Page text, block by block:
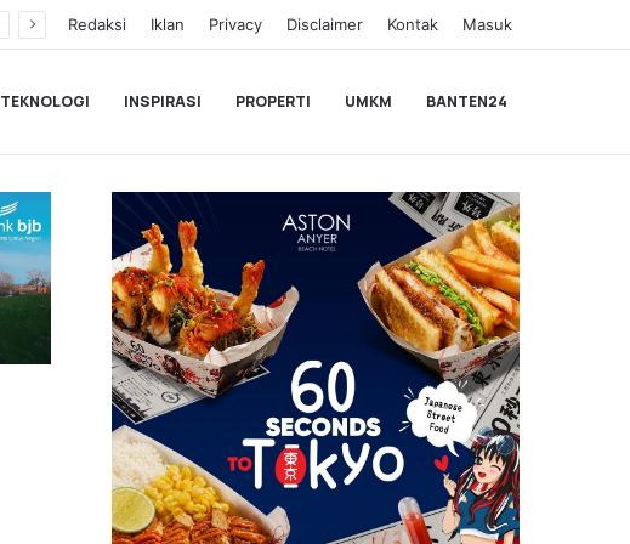
Redaksi Iklan Privacy Disclaimer Kontak Masuk
TEKNOLOGI INSPIRASI PROPERTI UMKM BANTEN24